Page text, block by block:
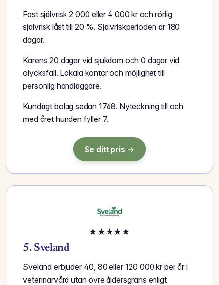
Fast självrisk 2 000 eller 4 000 kr och rörlig
självrisk låst till 20 %. Självriskperioden är 180
dagar.
Karens 20 dagar vid sjukdom och 0 dagar vid
olycksfall. Lokala kontor och möjlighet till
personlig handläggare.
Kundägt bolag sedan 1768. Nyteckning till och
med året hunden fyller 7.
Se ditt pris →
★ ★ ★★ ★
5. Sveland
Sveland erbjuder 40, 80 eller 120 000 kr per år i
veterinärvård utan övre åldersgräns enligt